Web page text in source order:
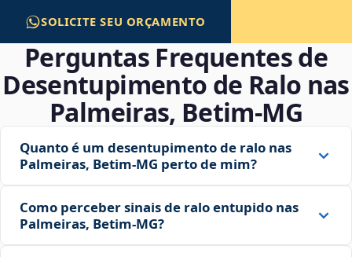
SOLICITE SEU ORÇAMENTO
Perguntas Frequentes de
Desentupimento de Ralo nas
Palmeiras, Betim‑MG
Quanto é um desentupimento de ralo nas
Palmeiras, Betim‑MG perto de mim?
Como perceber sinais de ralo entupido nas
Palmeiras, Betim‑MG?